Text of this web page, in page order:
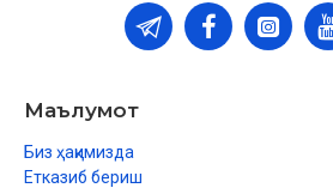
Маълумот
Биз ҳақимизда
Етказиб бериш